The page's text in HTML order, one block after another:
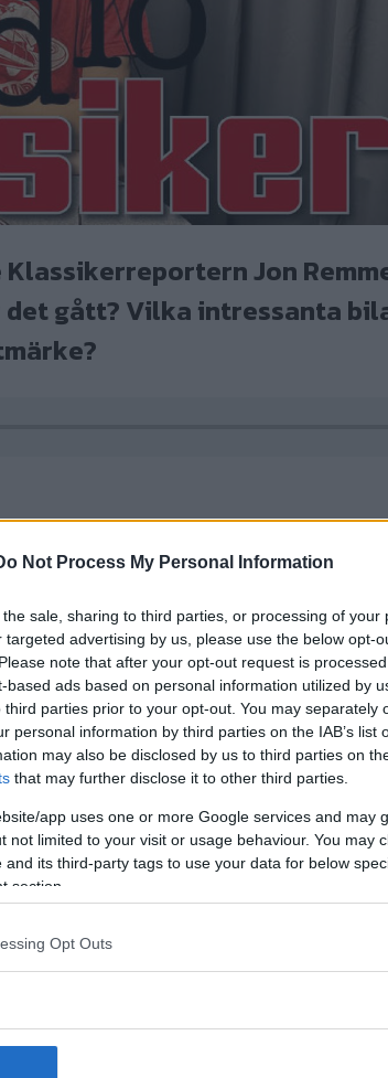
Not Process My Personal Information
sale, sharing to third parties, or processing of your
advertising by us, please use the below opt-
note that after your opt-out request is
based ads based on personal information utilized by
third parties prior to your opt-out. You may separately
personal information by third parties on the IAB’s list
may also be disclosed by us to third parties on
that may further disclose it to other third parties.
app uses one or more Google services and may
not limited to your visit or usage behaviour. You may
and its third-party tags to use your data for below
section.
Opt Outs
Jon
gått? Vilka intressanta
Jon Remmers sin egen verkstad
favoritmodeller och om det går
Remmers.